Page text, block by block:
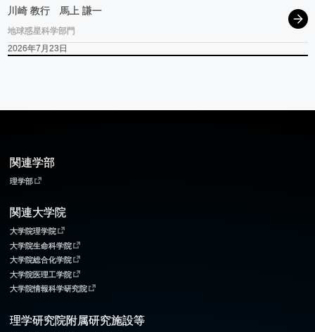
川崎 教行 馬上 謙一
地球惑星科学部門
2026年7月23日
関連学部
理学部
関連大学院
大学院理学院
大学院生命科学院
大学院総合化学院
大学院医理工学院
大学院情報科学研究院
理学研究院附属研究施設等